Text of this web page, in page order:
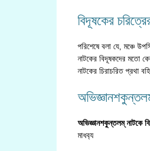
বিদূষকের
পরিশেষে বলা যে, মঞ্চে
নাটকের বিদূষকদের মতো
নাটকের চিরাচরিত প্রথা
অভিজ্ঞানশকুন্তলম্ নাটকে
মাধব‍্য